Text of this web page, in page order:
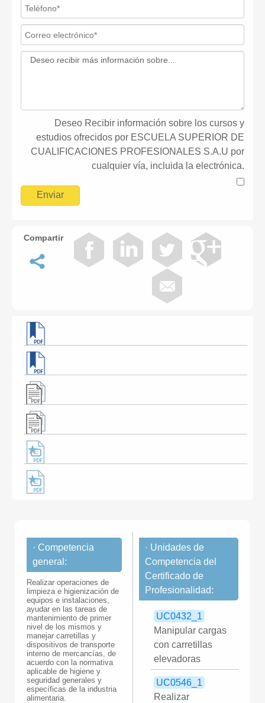
Deseo Recibir información sobre los cursos y
estudios ofrecidos por ESCUELA SUPERIOR DE
CUALIFICACIONES PROFESIONALES S.A.U por
cualquier vía, incluida la electrónica.
Compartir
· Competencia
general:
Realizar operaciones de
limpieza e higienización de
equipos e instalaciones,
ayudar en las tareas de
mantenimiento de primer
nivel de los mismos y
manejar carretillas y
dispositivos de transporte
interno de mercancías, de
acuerdo con la normativa
aplicable de higiene y
seguridad generales y
específicas de la industria
alimentaria.
· Unidades de
Competencia del
Certificado de
Profesionalidad:
UC0432_1
Manipular cargas
con carretillas
elevadoras
UC0546_1
Realizar